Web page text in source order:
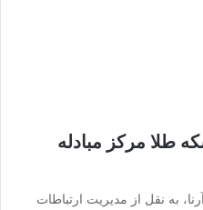
طلا مرکز مبادله
به نقل از مدیریت ارتباطات